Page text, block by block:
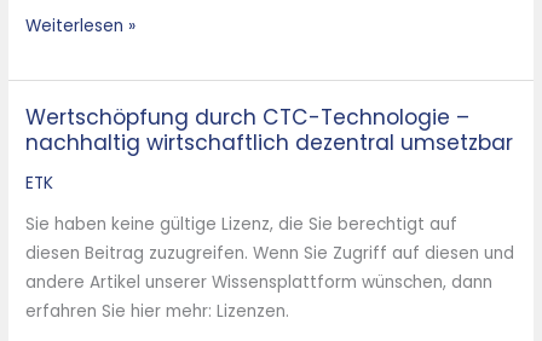
Weiterlesen »
Wertschöpfung durch CTC-Technologie –
nachhaltig wirtschaftlich dezentral umsetzbar
ETK
Sie haben keine gültige Lizenz, die Sie berechtigt auf
diesen Beitrag zuzugreifen. Wenn Sie Zugriff auf diesen und
andere Artikel unserer Wissensplattform wünschen, dann
erfahren Sie hier mehr: Lizenzen.
Wertschöpfung
durch
CTC-
–
nachhaltig
wirtschaftlich
dezentral